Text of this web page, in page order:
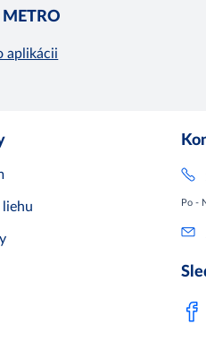
aplikácii
liehu Po -